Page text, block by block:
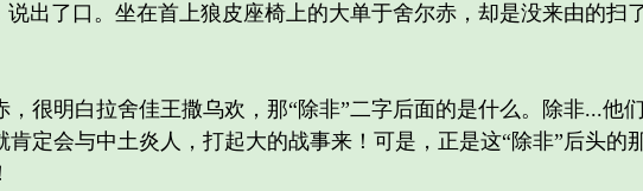
说出了口。坐在首上狼皮座椅上的大单于舍尔赤，却是没来由的扫
明白拉舍佳王撒乌欢，那“除非”二字后面的是什么。除非...他
肯定会与中土炎人，打起大的战事来！可是，正是这“除非”后头的